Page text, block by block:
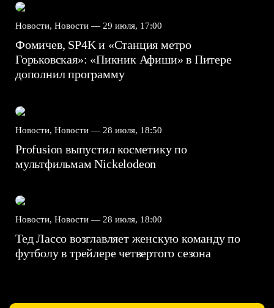
Новости, Новости — 29 июля, 17:00
Фомичев, SP4K и «Станция метро
Горьковская»: «Пикник Афиши» в Питере
дополнил программу
Новости, Новости — 28 июля, 18:50
Profusion выпустил косметику по
мультфильмам Nickelodeon
Новости, Новости — 28 июля, 18:00
Тед Лассо возглавляет женскую команду по
футболу в трейлере четвертого сезона